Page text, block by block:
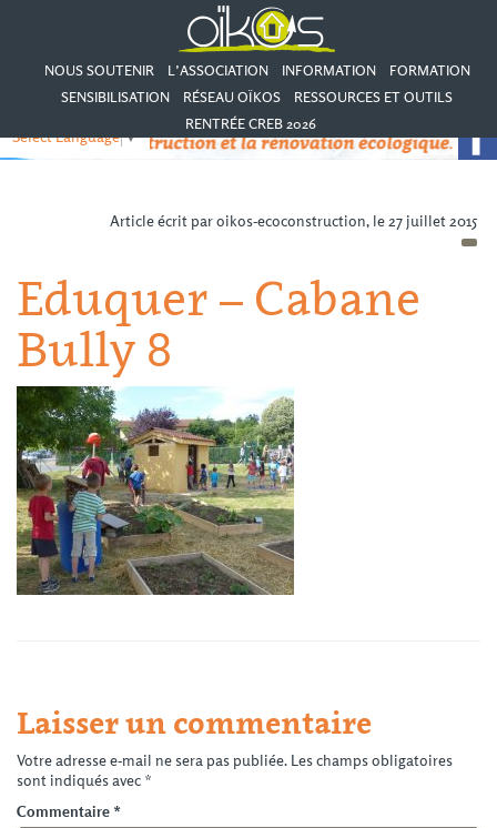
NOUS SOUTENIR L’ASSOCIATION INFORMATION
FORMATION
SENSIBILISATION
RÉSEAU OÏKOS
RESSOURCES ET OUTILS
RENTRÉE CREB 2026
Select Language▼
Article écrit par oikos-ecoconstruction, le 27 juillet 2015
Eduquer – Cabane
Bully 8
Laisser un commentaire
Votre adresse e-mail ne sera pas publiée. Les champs obligatoires
sont indiqués avec *
Commentaire *